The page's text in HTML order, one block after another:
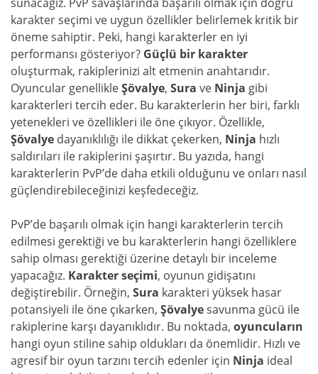
karakter seçimi ve uygun özellikler belirlemek kritik bir
öneme sahiptir. Peki, hangi karakterler en iyi
performansı gösteriyor? Güçlü bir karakter
oluşturmak, rakiplerinizi alt etmenin anahtarıdır.
Oyuncular genellikleŞövalye, Sura ve Ninja gibi
karakterleri tercih eder. Bu karakterlerin her biri, farklı
yetenekleri ve özellikleri ile öne çıkıyor. Özellikle,
Şövalye dayanıklılığı ile dikkat çekerken, Ninja hızlı
saldırıları ile rakiplerini şaşırtır. Bu yazıda, hangi
karakterlerin PvP’de daha etkili olduğunu ve onları nasıl
güçlendirebileceğinizi keşfedeceğiz.
PvP’de başarılı olmak için hangi karakterlerin tercih
edilmesi gerektiği ve bu karakterlerin hangi özelliklere
sahip olması gerektiği üzerine detaylı bir inceleme
yapacağız. Karakter seçimi, oyunun gidişatını
değiştirebilir. Örneğin, Sura karakteri yüksek hasar
potansiyeli ile öne çıkarken, Şövalyesavunma gücü ile
rakiplerine karşı dayanıklıdır. Bu noktada, oyuncuların
hangi oyun stiline sahip oldukları da önemlidir. Hızlı ve
agresif bir oyun tarzını tercih edenler için Ninja ideal